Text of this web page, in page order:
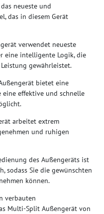
neueste und
das in diesem Gerät
verwendet neueste
eine intelligente Logik, die
gewährleistet.
bietet eine
effektive und schnelle
arbeitet extrem
und ruhigen
des Außengeräts ist
sodass Sie die gewünschten
können.
verbauten
Multi-Split Außengerät von